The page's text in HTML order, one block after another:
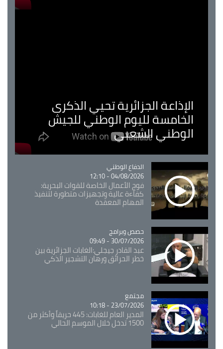
الإذاعة الجزائرية تحيي الذكرى
الخامسة لليوم الوطني للجيش
الوطني الشعبي
Catégorie
الدفاع الوطني
04/08/2026 - 12:10
فوج الأعمال الخاصة للقوات البحرية:
كفاءة عالية وتجهيزات متطورة لتنفيذ
المهام المعقدة
Catégorie
حصص وبرامج
30/07/2026 - 09:49
عبد القادر جيجلي:الغابات الجزائرية بين
خطر الحرائق ورهان التشجير الذكي
Catégorie
مجتمع
23/07/2026 - 10:18
المدير العام للغابات: 445 حريقاً وأكثر من
1500 تدخل خلال الموسم الحالي